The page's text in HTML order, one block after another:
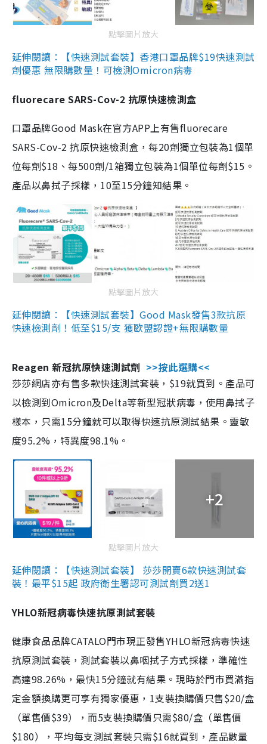
點擊圖片放大
延伸閱讀：【快速測試套裝】香港口罩品牌$19快速測試
劑優惠 無限購數量！可檢測Omicron病毒
fluorecare SARS-Cov-2 抗原快速檢測盒
口罩品牌Good Mask在官方APP上有售fluorecare
SARS-Cov-2 抗原快速檢測盒，每20劑獨立包裝為1個單
位每劑$18、每500劑/1箱獨立包裝為1個單位每劑$15。
產品以鼻拭子採樣，10至15分鐘知結果。
點擊圖片放大
延伸閱讀：【快速測試套裝】Good Mask發售3款抗原
快速檢測劑！低至$15/支 獲歐盟認證+無限購數量
Reagen 新冠抗原快速測試劑 >>按此選購<<
莎莎網店亦有售多款快速測試套裝，$19就買到。產品可
以檢測到Omicron及Delta等新型冠狀病毒，使用鼻拭子
樣本，只需15分鐘就可以取得快速抗原測試結果。靈敏
度95.2%，特異度98.1%。
+2
點擊圖片放大
延伸閱讀：【快速測試套裝】 莎莎開賣6款快速測試套
裝！最平$15起 政府衛生署認可測試劑買2送1
YHLO新冠病毒快速抗原測試套裝
健康食品品牌CATALO門市現正發售YHLO新冠病毒快速
抗原測試套裝，測試套裝以鼻咽拭子方式採樣，準確性
高達98.26%，最快15分鐘就有結果。現時於門市買滿指
定金額換購更可享有獨家優惠，1支裝換購價只售$20/盒
（單售價$39），而5支裝換購價只需$80/盒（單售價
$180），平均每支測試套裝只需$16就買到，產品數量